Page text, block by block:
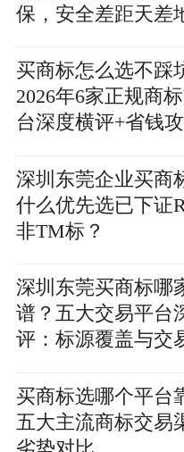
保，安全差距天差
买商标怎么选不踩
2026年6家正规商
台深度横评+省钱
深圳东莞企业买商
什么优先选已下证
非TM标？
深圳东莞买商标哪
谱？五大交易平台
评：标源覆盖与交
买商标选哪个平台
五大主流商标交易